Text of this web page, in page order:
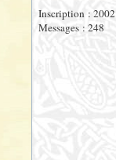
Inscription : 2002
Messages : 248